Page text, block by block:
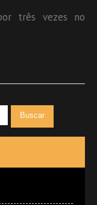
três vezes no